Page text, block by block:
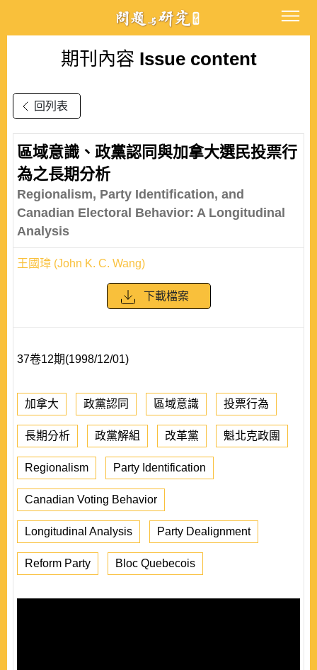
期刊內容 Issue content
回列表
區域意識、政黨認同與加拿大選民投票行
為之長期分析
Regionalism, Party Identification, and
Canadian Electoral Behavior: A Longitudinal
Analysis
王國璋 (John K. C. Wang)
下載檔案
37卷12期(1998/12/01)
加拿大 政黨認同 區域意識 投票行為
長期分析 政黨解組 改革黨 魁北克政團
Regionalism Party Identification
Canadian Voting Behavior
Longitudinal Analysis Party Dealignment
Reform Party Bloc Quebecois